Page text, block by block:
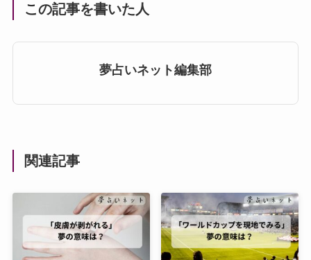
この記事を書いた人
夢占いネット編集部
関連記事